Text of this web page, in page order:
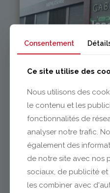
04
Consentement
Ce site utilise des
Nous utilisons des
le contenu et les
fonctionnalités de
analyser notre trafic.
également des
de notre site avec nos
sociaux, de publicité
les combiner avec